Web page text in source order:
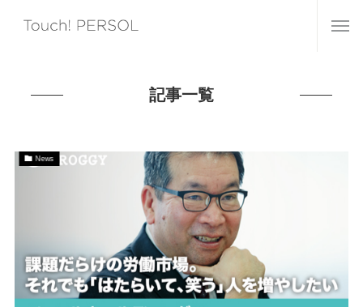
記事一覧
News